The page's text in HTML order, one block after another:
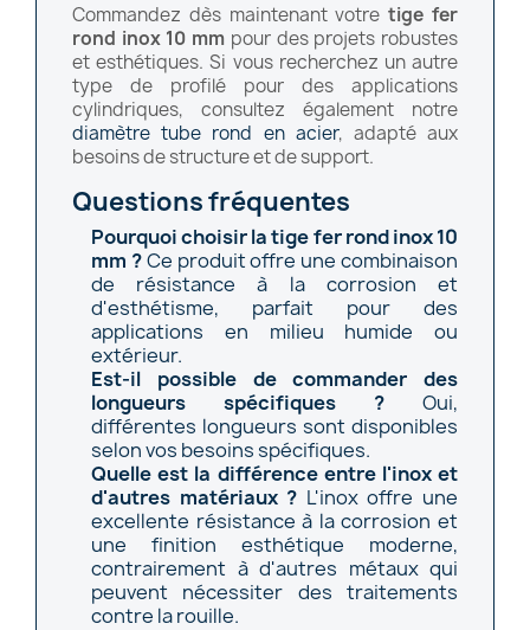
Commandez dès maintenant votretige fer
rond inox 10 mm pour des projets robustes
et esthétiques. Si vous recherchez un autre
type de profilé pour des applications
cylindriques, consultez également notre
diamètre tube rond en acier, adapté aux
besoins de structure et de support.
Questions fréquentes
Pourquoi choisir la tige fer rond inox 10
mm ?Ce produit offre une combinaison
de résistance à la corrosion et
d'esthétisme, parfait pour des
applications en milieu humide ou
extérieur.
Est-il possible de commander des
longueurs spécifiques ? Oui,
différentes longueurs sont disponibles
selon vos besoins spécifiques.
Quelle est la différence entre l'inox et
d'autres matériaux ? L'inox offre une
excellente résistance à la corrosion et
une finition esthétique moderne,
contrairement à d'autres métaux qui
peuvent nécessiter des traitements
contre la rouille.